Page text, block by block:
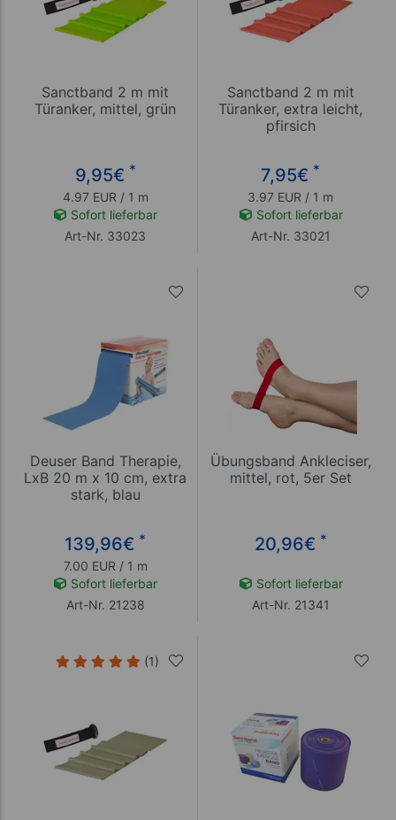
Sanctband 2 m mit
Türanker, mittel, grün
9,95€ *
4.97 EUR / 1 m
Sofort lieferbar
Art-Nr. 33023
Sanctband 2 m mit
Türanker, extra leicht,
pfirsich
7,95€ *
3.97 EUR / 1 m
Sofort lieferbar
Art-Nr. 33021
Deuser Band Therapie,
LxB 20 m x 10 cm, extra
stark, blau
139,96€ *
7.00 EUR / 1 m
Sofort lieferbar
Art-Nr. 21238
Übungsband Ankleciser,
mittel, rot, 5er Set
20,96€ *
Sofort lieferbar
Art-Nr. 21341
(1)